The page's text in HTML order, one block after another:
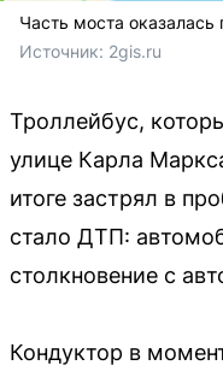
Часть моста
Источник: 2gis.ru
Троллейбус,
улице Карла
итоге застрял в
стало ДТП:
столкновение с
Кондуктор в